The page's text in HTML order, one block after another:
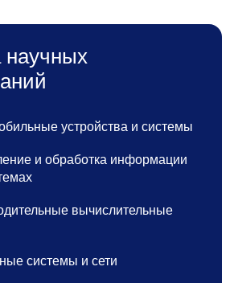
научных
устройства и системы
и обработка информации
вычислительные
системы и сети